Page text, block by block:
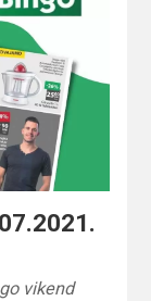
vikend